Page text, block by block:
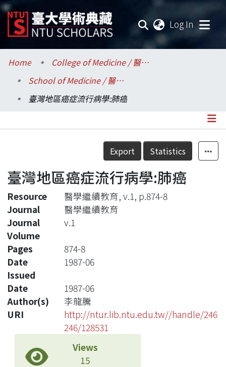
Log In
Communities & Collections
Research Outputs
Statistics
Home
College of Medicine / 醫學院
School of Medicine / 醫學系
臺灣地區癌症流行病學:肺癌
Details
Export Statistics
臺灣地區癌症流行病學:肺癌
Resource
醫學繼續教育, v.1, p.874-8
Journal
醫學繼續教育
Journal
Volume
v.1
Pages
874-8
Date
Issued
1987-06
Date
1987-06
Author(s)
李龍騰
URI
http://ntur.lib.ntu.edu.tw//handle/246
246/128531
Views
15